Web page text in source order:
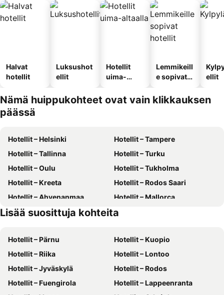
Halvat
hotellit
Luksushot
ellit
Hotellit
uima-
Lemmikeill
e sopivat
ellit
Nämä huippukohteet ovat vain klikkauksen
päässä
Hotellit – Helsinki
Hotellit – Tampere
Hotellit – Tallinna
Hotellit – Turku
Hotellit – Oulu
Hotellit – Tukholma
Hotellit – Kreeta
Hotellit – Rodos Saari
Hotellit – Ahvenanmaa
Hotellit – Mallorca
Hotellit – Phuket
Hotellit – Suomi
Lisää suosittuja kohteita
Hotellit – Pärnu
Hotellit – Kuopio
Hotellit – Riika
Hotellit – Lontoo
Hotellit – Jyväskylä
Hotellit – Rodos
Hotellit – Fuengirola
Hotellit – Lappeenranta